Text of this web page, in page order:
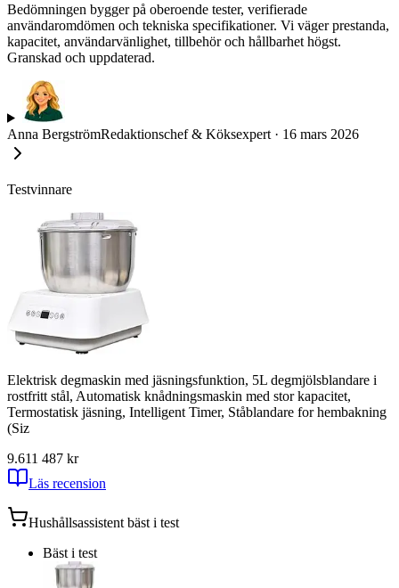
Bedömningen bygger på oberoende tester, verifierade
användaromdömen och tekniska specifikationer. Vi väger prestanda,
kapacitet, användarvänlighet, tillbehör och hållbarhet högst.
Granskad och uppdaterad.
Anna BergströmRedaktionschef & Köksexpert · 16 mars 2026
Testvinnare
Elektrisk degmaskin med jäsningsfunktion, 5L degmjölsblandare i
rostfritt stål, Automatisk knådningsmaskin med stor kapacitet,
Termostatisk jäsning, Intelligent Timer, Ståblandare for hembakning
(Siz
9.611 487 kr
Läs recension
Hushållsassistent bäst i test
Bäst i test